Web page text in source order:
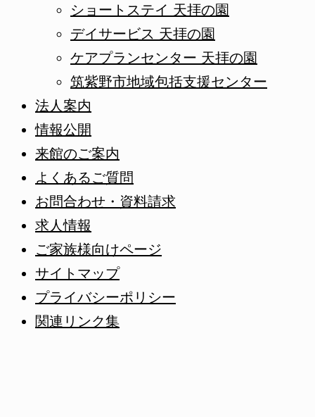
ショートステイ 天拝の園
デイサービス 天拝の園
ケアプランセンター 天拝の園
筑紫野市地域包括支援センター
法人案内
情報公開
来館のご案内
よくあるご質問
お問合わせ・資料請求
求人情報
ご家族様向けページ
サイトマップ
プライバシーポリシー
関連リンク集